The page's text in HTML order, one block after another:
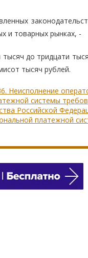
и товарных рынках, -
до тридцати
тысяч рублей.
Неисполнение
системы
Российской
платежной